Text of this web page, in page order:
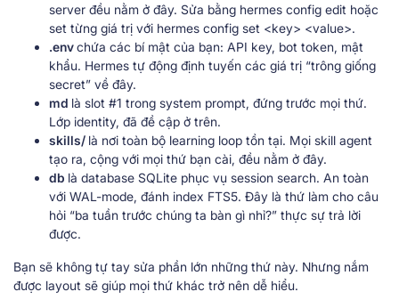
server đều nằm ở đây. Sửa bằng hermes config edit hoặc
set từng giá trị với hermes config set <key> <value>.
.envchứa các bí mật của bạn: API key, bot token, mật
khẩu. Hermes tự động định tuyến các giá trị “trông giống
secret” về đây.
md là slot #1 trong system prompt, đứng trước mọi thứ.
Lớp identity, đã đề cập ở trên.
skills/ là nơi toàn bộ learning loop tồn tại. Mọi skill agent
tạo ra, cộng với mọi thứ bạn cài, đều nằm ở đây.
db là database SQLite phục vụ session search. An toàn
với WAL-mode, đánh index FTS5. Đây là thứ làm cho câu
hỏi “ba tuần trước chúng ta bàn gì nhỉ?” thực sự trả lời
được.
Bạn sẽ không tự tay sửa phần lớn những thứ này. Nhưng nắm
được layout sẽ giúp mọi thứ khác trở nên dễ hiểu.